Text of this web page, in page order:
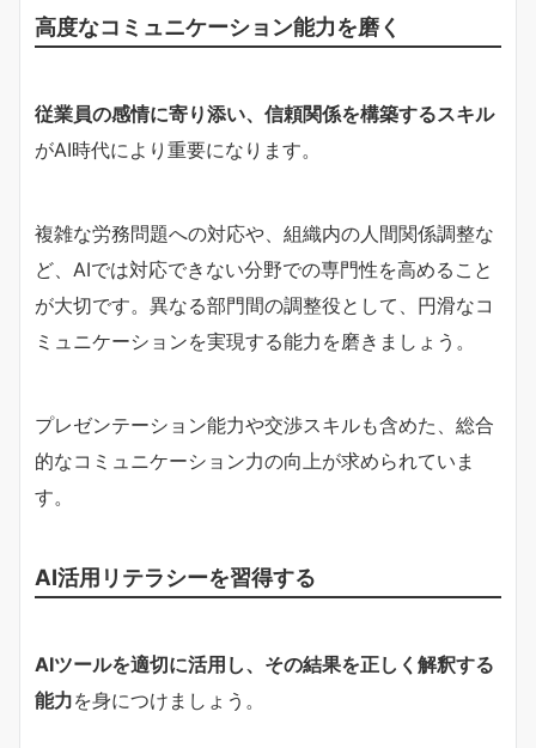
高度なコミュニケーション能力を磨く
従業員の感情に寄り添い、信頼関係を構築するスキル
がAI時代により重要になります。
複雑な労務問題への対応や、組織内の人間関係調整な
ど、AIでは対応できない分野での専門性を高めること
が大切です。異なる部門間の調整役として、円滑なコ
ミュニケーションを実現する能力を磨きましょう。
プレゼンテーション能力や交渉スキルも含めた、総合
的なコミュニケーション力の向上が求められていま
す。
AI活用リテラシーを習得する
AIツールを適切に活用し、その結果を正しく解釈する
能力を身につけましょう。